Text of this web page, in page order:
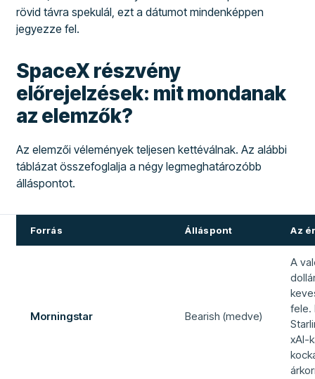
rövid távra spekulál, ezt a dátumot mindenképpen
jegyezze fel.
SpaceX részvény
előrejelzések: mit mondanak
az elemzők?
Az elemzői vélemények teljesen kettéválnak. Az alábbi
táblázat összefoglalja a négy legmeghatározóbb
álláspontot.
Forrás Álláspont Az
Morningstar Bearish (medve)
A
fele.
xAI-